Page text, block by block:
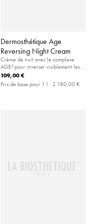
Dermosthétique Age
Reversing Night Cream
Crème de nuit avec le complexe
AGE³ pour inverser visiblement les
signes prématurés du vieillissement
cutané
109,00 €
Prix de base pour 1 l : 2 180,00 €